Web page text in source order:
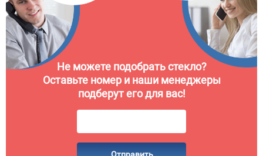
Не можете подобрать стекло?
Оставьте номер и наши менеджеры
подберут его для вас!